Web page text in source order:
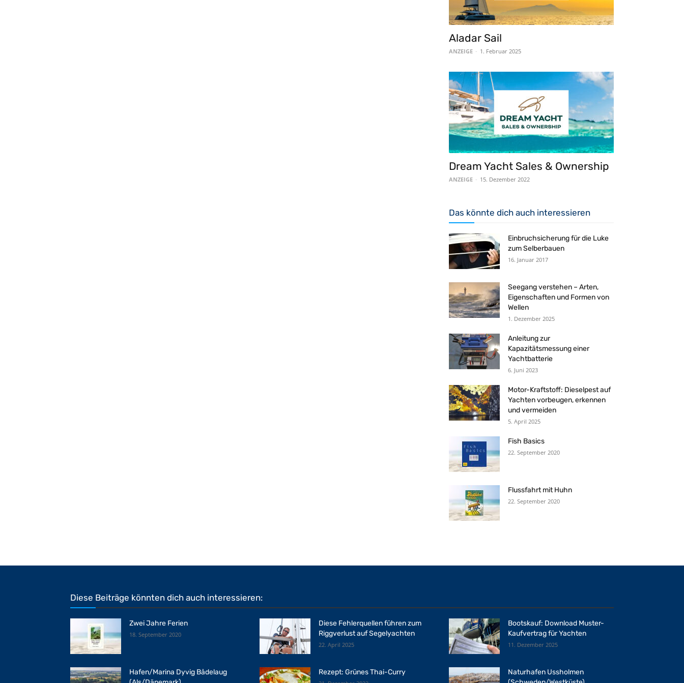
Aladar Sail
ANZEIGE - 1. Februar 2025
Dream Yacht Sales & Ownership
ANZEIGE - 15. Dezember 2022
Das könnte dich auch interessieren
Einbruchsicherung für die Luke
zum Selberbauen
16. Januar 2017
Seegang verstehen – Arten,
Eigenschaften und Formen von
Wellen
1. Dezember 2025
Anleitung zur
Kapazitätsmessung einer
Yachtbatterie
6. Juni 2023
Motor-Kraftstoff: Dieselpest auf
Yachten vorbeugen, erkennen
und vermeiden
5. April 2025
Fish Basics
22. September 2020
Flussfahrt mit Huhn
22. September 2020
Diese Beiträge könnten dich auch interessieren:
Zwei Jahre Ferien
18. September 2020
Diese Fehlerquellen führen zum
Riggverlust auf Segelyachten
22. April 2025
Bootskauf: Download Muster-
Kaufvertrag für Yachten
11. Dezember 2025
Hafen/Marina Dyvig Bådelaug
Rezept: Grünes Thai-Curry
Naturhafen Ussholmen